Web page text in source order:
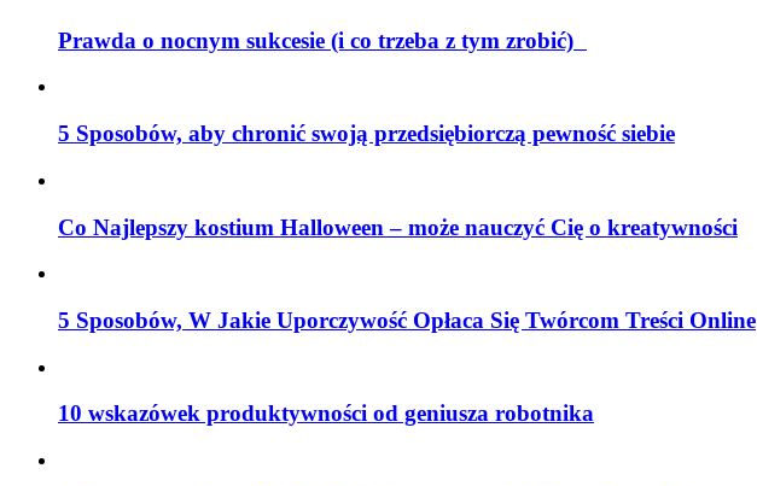
Prawda o nocnym sukcesie (i co trzeba z tym zrobić)
5 Sposobów, aby chronić swoją przedsiębiorczą pewność siebie
Co Najlepszy kostium Halloween – może nauczyć Cię o kreatywności
5 Sposobów, W Jakie Uporczywość Opłaca Się Twórcom Treści Online
10 wskazówek produktywności od geniusza robotnika